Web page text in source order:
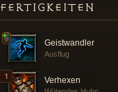
FERTIGKEITEN
Geistwandler
Ausflug
Verhexen